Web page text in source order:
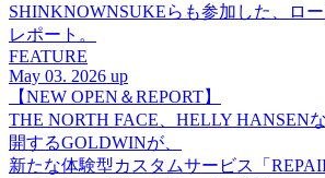
SHINKNOWNSUKEらも参加した、ロ
レポート。
FEATURE
May 03. 2026 up
【NEW OPEN＆REPORT】
THE NORTH FACE、HELLY HANSEN
開するGOLDWINが、
新たな体験型カスタムサービス「